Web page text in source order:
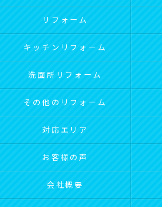
リフォーム
キッチンリフォーム
洗面所リフォーム
その他のリフォーム
対応エリア
お客様の声
会社概要